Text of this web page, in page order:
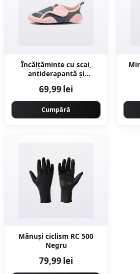
Încălțăminte cu scai,
antiderapantă și
bebeluși
69,99 lei
Cumpără
Mănuşi ciclism RC 500
Negru
79,99 lei